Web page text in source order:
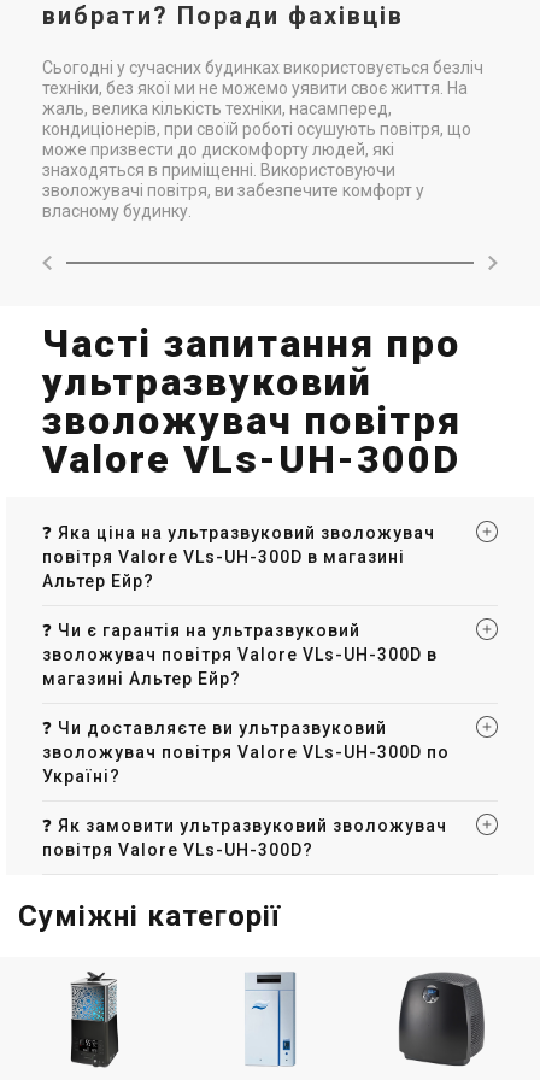
дитячої Boneco 7135
Ціна за запитом
Купити
повітря Boneco 7133
Ціна за запитом
Купити
Знятий з виробництва
Залишити відгук
повітря Air-o-Swiss U7145
Ціна за запитом
Купити
вибрати? Поради фахівців
Сьогодні у сучасних будинках використовується безліч
техніки, без якої ми не можемо уявити своє життя. На
жаль, велика кількість техніки, насамперед,
кондиціонерів, при своїй роботі осушують повітря, що
може призвести до дискомфорту людей, які
знаходяться в приміщенні. Використовуючи
зволожувачі повітря, ви забезпечите комфорт у
власному будинку.
Часті запитання про
ультразвуковий
зволожувач повітря
Valore VLs-UH-300D
❓ Яка ціна на ультразвуковий зволожувач
повітря Valore VLs-UH-300D в магазині
Альтер Ейр?
❓ Чи є гарантія на ультразвуковий
зволожувач повітря Valore VLs-UH-300D в
магазині Альтер Ейр?
❓ Чи доставляєте ви ультразвуковий
зволожувач повітря Valore VLs-UH-300D по
Україні?
❓ Як замовити ультразвуковий зволожувач
повітря Valore VLs-UH-300D?
Суміжні категорії